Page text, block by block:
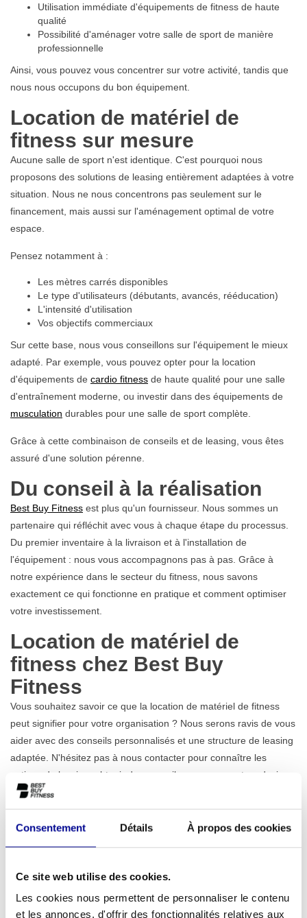
Consentement Détails À propos des cookies
Ce site web utilise des cookies.
Les cookies nous permettent de personnaliser le contenu
et les annonces, d'offrir des fonctionnalités relatives aux
Utilisation immédiate d'équipements de fitness de haute
qualité
Possibilité d'aménager votre salle de sport de manière
professionnelle
Ainsi, vous pouvez vous concentrer sur votre activité, tandis que
nous nous occupons du bon équipement.
Location de matériel de
fitness sur mesure
Aucune salle de sport n'est identique. C'est pourquoi nous
proposons des solutions de leasing entièrement adaptées à votre
situation. Nous ne nous concentrons pas seulement sur le
financement, mais aussi sur l'aménagement optimal de votre
espace.
Pensez notamment à :
Les mètres carrés disponibles
Le type d'utilisateurs (débutants, avancés, rééducation)
L'intensité d'utilisation
Vos objectifs commerciaux
Sur cette base, nous vous conseillons sur l'équipement le mieux
adapté. Par exemple, vous pouvez opter pour la location
d'équipements de cardio fitness de haute qualité pour une salle
d'entraînement moderne, ou investir dans des équipements de
musculation durables pour une salle de sport complète.
Grâce à cette combinaison de conseils et de leasing, vous êtes
assuré d'une solution pérenne.
Du conseil à la réalisation
Best Buy Fitness est plus qu'un fournisseur. Nous sommes un
partenaire qui réfléchit avec vous à chaque étape du processus.
Du premier inventaire à la livraison et à l'installation de
l'équipement : nous vous accompagnons pas à pas. Grâce à
notre expérience dans le secteur du fitness, nous savons
exactement ce qui fonctionne en pratique et comment optimiser
votre investissement.
Location de matériel de
fitness chez Best Buy
Fitness
Vous souhaitez savoir ce que la location de matériel de fitness
peut signifier pour votre organisation ? Nous serons ravis de vous
aider avec des conseils personnalisés et une structure de leasing
adaptée. N'hésitez pas à nous contacter pour connaître les
options de leasing, obtenir des conseils sur mesure et un devis
sans engagement. Vous pouvez également nous appeler ou nous
envoyer un e-mail.
Ensemble, nous réalisons une solution de fitness qui fonctionne
CTE Products & Leasing BV
Van Eeghenstraat 84